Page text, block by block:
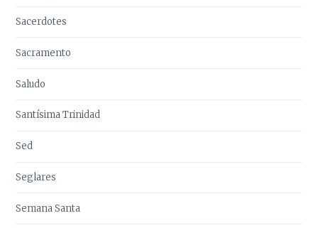
Sacerdotes
Sacramento
Saludo
Santísima Trinidad
Sed
Seglares
Semana Santa